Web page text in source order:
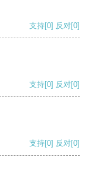
支持[0] 反对[0]
支持[0] 反对[0]
支持[0] 反对[0]